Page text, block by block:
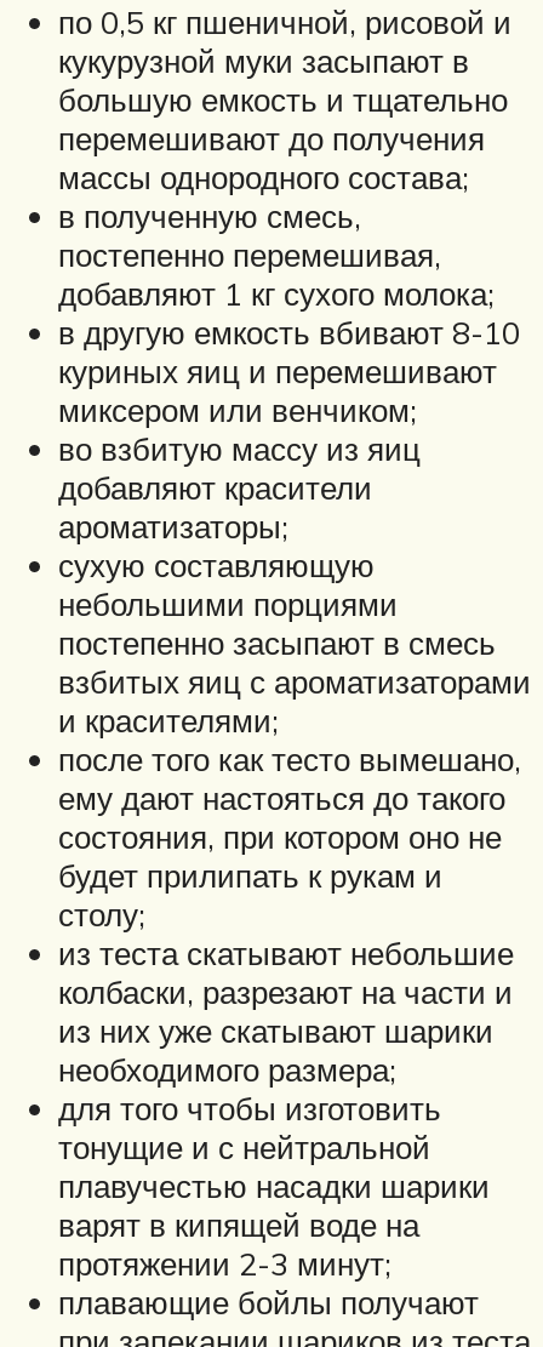
по 0,5 кг пшеничной, рисовой и
кукурузной муки засыпают в
большую емкость и тщательно
перемешивают до получения
массы однородного состава;
в полученную смесь,
постепенно перемешивая,
добавляют 1 кг сухого молока;
в другую емкость вбивают 8-10
куриных яиц и перемешивают
миксером или венчиком;
во взбитую массу из яиц
добавляют красители
ароматизаторы;
сухую составляющую
небольшими порциями
постепенно засыпают в смесь
взбитых яиц с ароматизаторами
и красителями;
после того как тесто вымешано,
ему дают настояться до такого
состояния, при котором оно не
будет прилипать к рукам и
столу;
из теста скатывают небольшие
колбаски, разрезают на части и
из них уже скатывают шарики
необходимого размера;
для того чтобы изготовить
тонущие и с нейтральной
плавучестью насадки шарики
варят в кипящей воде на
протяжении 2-3 минут;
плавающие бойлы получают